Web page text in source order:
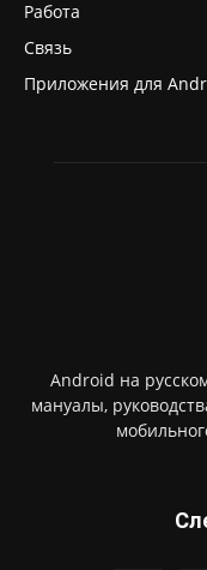
Работа
Связь
Приложения для
Android на
мануалы,